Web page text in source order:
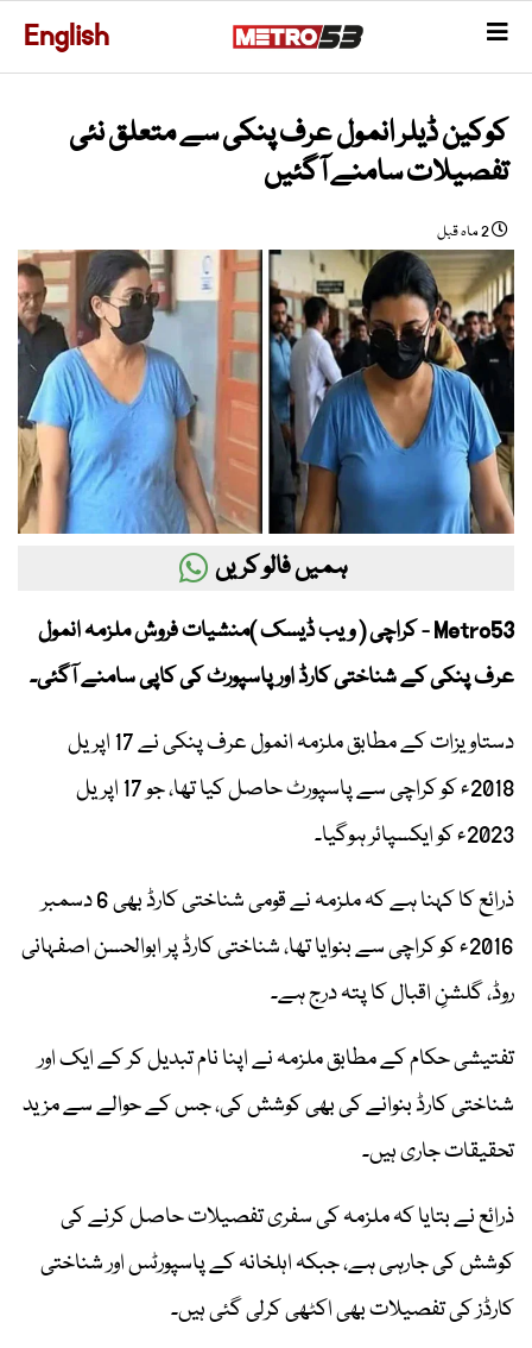
English
کوکین ڈیلر انمول عرف پنکی سے متعلق نئی
تفصیلات سامنے آگئیں
2 ماہ قبل
ہمیں فالو کریں
Metro53 - کراچی ( ویب ڈیسک )منشیات فروش ملزمہ انمول
عرف پنکی کے شناختی کارڈ اور پاسپورٹ کی کاپی سامنے آگئی۔
دستاویزات کے مطابق ملزمہ انمول عرف پنکی نے 17 اپریل
2018ء کو کراچی سے پاسپورٹ حاصل کیا تھا، جو 17 اپریل
2023ء کو ایکسپائر ہوگیا۔
ذرائع کا کہنا ہے کہ ملزمہ نے قومی شناختی کارڈ بھی 6 دسمبر
2016ء کو کراچی سے بنوایا تھا، شناختی کارڈ پر ابوالحسن اصفہانی
روڈ، گلشنِ اقبال کا پتہ درج ہے۔
تفتیشی حکام کے مطابق ملزمہ نے اپنا نام تبدیل کر کے ایک اور
شناختی کارڈ بنوانے کی بھی کوشش کی، جس کے حوالے سے مزید
تحقیقات جاری ہیں۔
ذرائع نے بتایا کہ ملزمہ کی سفری تفصیلات حاصل کرنے کی
کوشش کی جارہی ہے، جبکہ اہلخانہ کے پاسپورٹس اور شناختی
کارڈز کی تفصیلات بھی اکٹھی کرلی گئی ہیں۔